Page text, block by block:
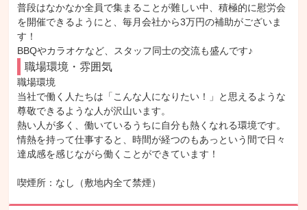
普段はなかなか全員で集まることが難しい中、積極的に慰労会
を開催できるようにと、毎月会社から3万円の補助がございま
す！
BBQやカラオケなど、スタッフ同士の交流も盛んです♪
職場環境・雰囲気
職場環境
当社で働く人たちは「こんな人になりたい！」と思えるような
尊敬できるような人が沢山います。
熱い人が多く、働いているうちに自分も熱くなれる環境です。
情熱を持って仕事すると、時間が経つのもあっという間で日々
達成感を感じながら働くことができています！
喫煙所：なし（敷地内全て禁煙）